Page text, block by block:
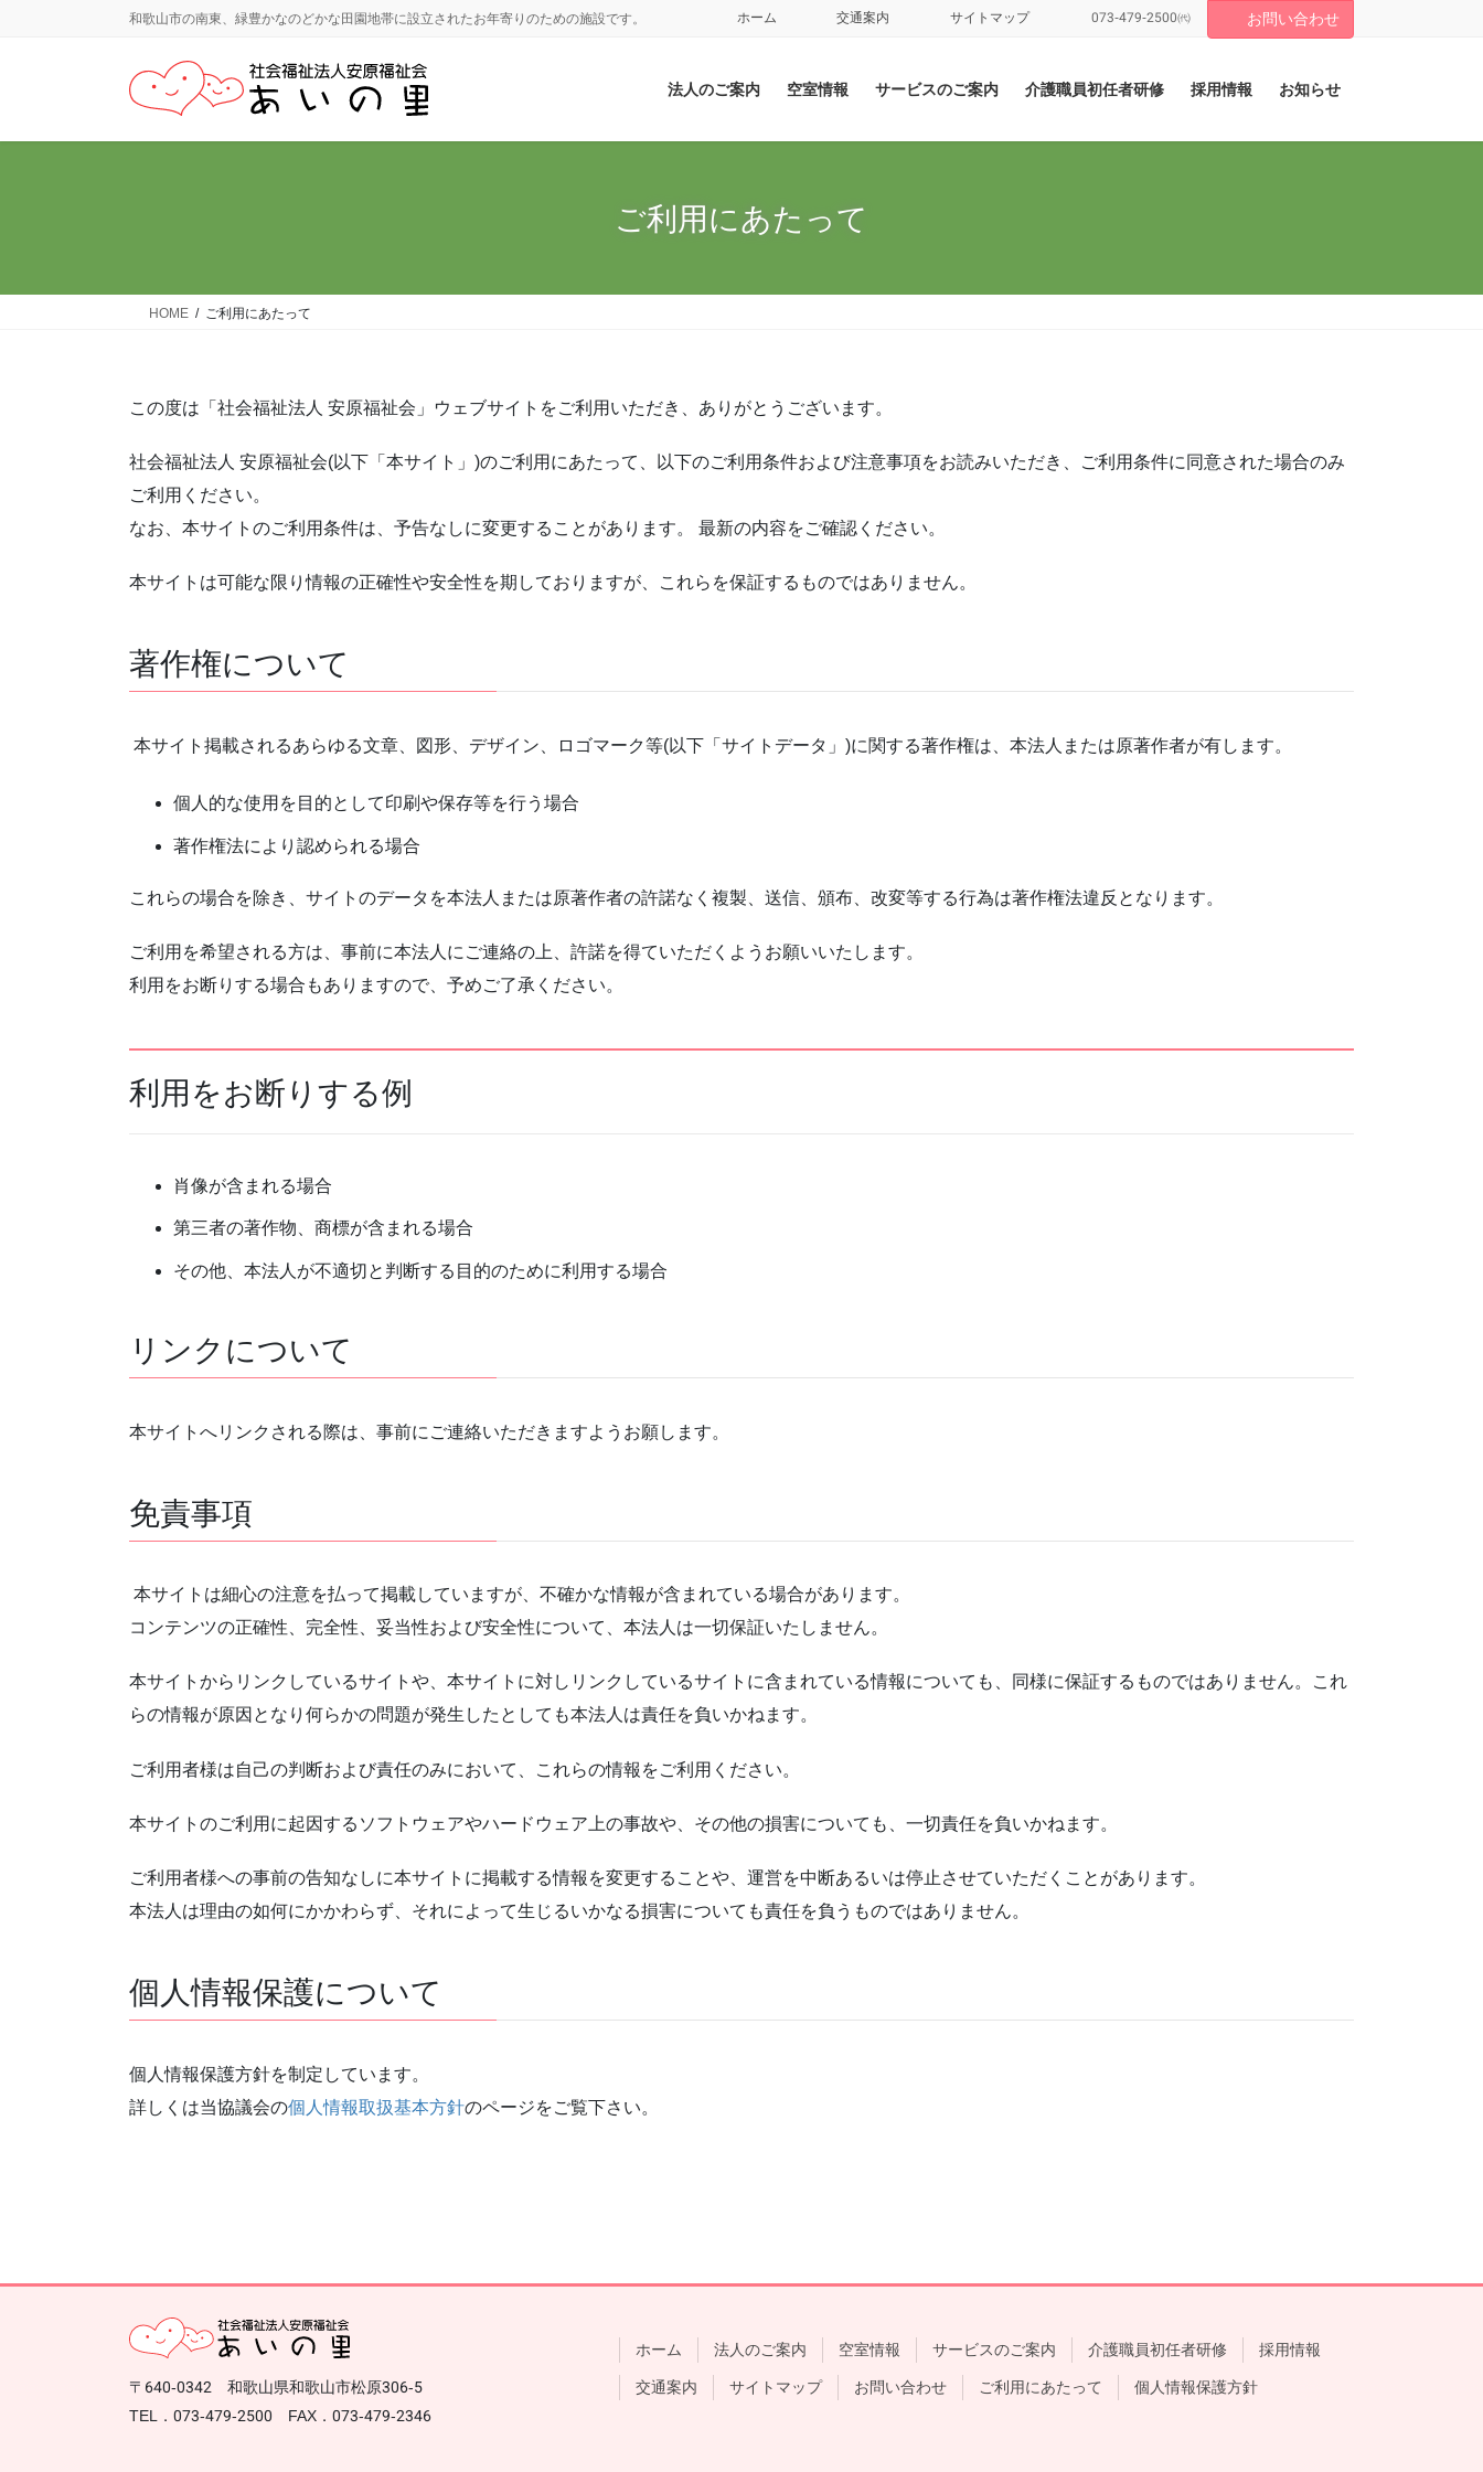
に
ョ
和歌山市の南東、緑豊かなのどかな田園地帯に設立されたお年寄りのための施設です。 ホーム 交通案内 サイトマップ 073-479-2500㈹ お問い合わせ
法人のご案内 空室情報 サービスのご案内 介護職員初任者研修 採用情報 お知らせ
ご利用にあたって
HOME ご利用にあたって
この度は「社会福祉法人 安原福祉会」ウェブサイトをご利用いただき、ありがとうございます。
社会福祉法人 安原福祉会(以下「本サイト」)のご利用にあたって、以下のご利用条件および注意事項をお読みいただき、ご利用条件に同意された場合のみ
ご利用ください。
なお、本サイトのご利用条件は、予告なしに変更することがあります。 最新の内容をご確認ください。
本サイトは可能な限り情報の正確性や安全性を期しておりますが、これらを保証するものではありません。
著作権について
本サイト掲載されるあらゆる文章、図形、デザイン、ロゴマーク等(以下「サイトデータ」)に関する著作権は、本法人または原著作者が有します。
個人的な使用を目的として印刷や保存等を行う場合
著作権法により認められる場合
これらの場合を除き、サイトのデータを本法人または原著作者の許諾なく複製、送信、頒布、改変等する行為は著作権法違反となります。
ご利用を希望される方は、事前に本法人にご連絡の上、許諾を得ていただくようお願いいたします。
利用をお断りする場合もありますので、予めご了承ください。
利用をお断りする例
肖像が含まれる場合
第三者の著作物、商標が含まれる場合
その他、本法人が不適切と判断する目的のために利用する場合
リンクについて
本サイトへリンクされる際は、事前にご連絡いただきますようお願します。
免責事項
本サイトは細心の注意を払って掲載していますが、不確かな情報が含まれている場合があります。
コンテンツの正確性、完全性、妥当性および安全性について、本法人は一切保証いたしません。
本サイトからリンクしているサイトや、本サイトに対しリンクしているサイトに含まれている情報についても、同様に保証するものではありません。これ
らの情報が原因となり何らかの問題が発生したとしても本法人は責任を負いかねます。
ご利用者様は自己の判断および責任のみにおいて、これらの情報をご利用ください。
本サイトのご利用に起因するソフトウェアやハードウェア上の事故や、その他の損害についても、一切責任を負いかねます。
ご利用者様への事前の告知なしに本サイトに掲載する情報を変更することや、運営を中断あるいは停止させていただくことがあります。
本法人は理由の如何にかかわらず、それによって生じるいかなる損害についても責任を負うものではありません。
個人情報保護について
個人情報保護方針を制定しています。
詳しくは当協議会の個人情報取扱基本方針のページをご覧下さい。
〒640-0342 和歌山県和歌山市松原306-5
TEL．073-479-2500 FAX．073-479-2346
ホーム 法人のご案内 空室情報 サービスのご案内 介護職員初任者研修 採用情報
交通案内 サイトマップ お問い合わせ ご利用にあたって 個人情報保護方針